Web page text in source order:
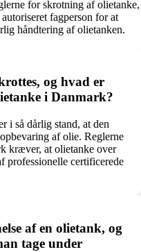
for skrotning af olietanke,
fagperson for at
håndtering af olietanken.
og hvad er
i Danmark?
i så dårlig stand, at den
af olie. Reglerne
kræver, at olietanke over
professionelle certificerede
af en olietank, og
tage under